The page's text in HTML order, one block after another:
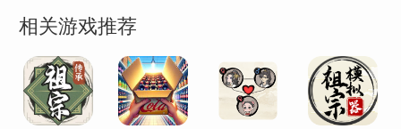
参与充满战斗、爆炸和史诗级任务的冒险游戏。
探索开放世界城市，发现秘密，磨练技能，成为终
极守护者。
体验多种游戏模式，包括故事任务、PVP 对战和趣
味十足的社区活动。
相关游戏推荐